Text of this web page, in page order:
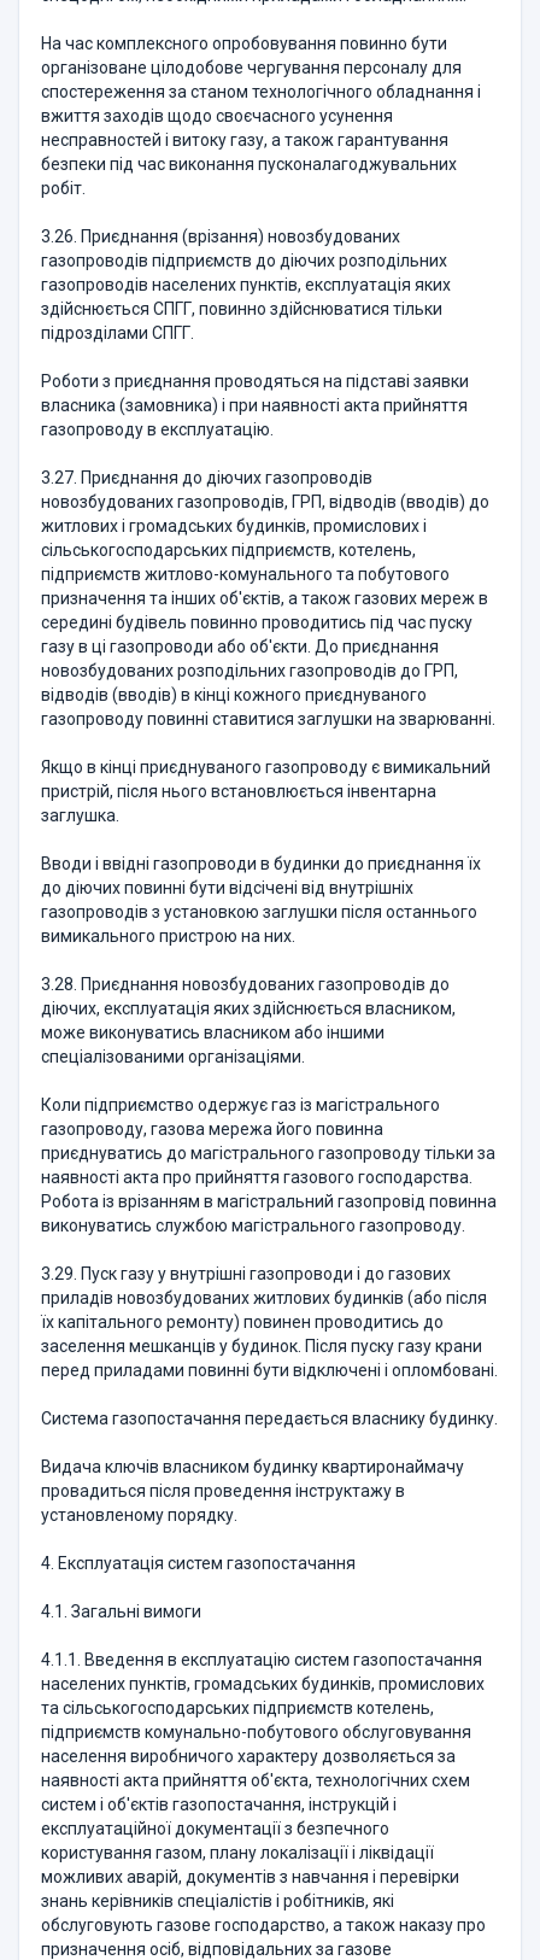
На час комплексного опробовування повинно бути
організоване цілодобове чергування персоналу для
спостереження за станом технологічного обладнання і
вжиття заходів щодо своєчасного усунення
несправностей і витоку газу, а також гарантування
безпеки під час виконання пусконалагоджувальних
робіт.
3.26. Приєднання (врізання) новозбудованих
газопроводів підприємств до діючих розподільних
газопроводів населених пунктів, експлуатація яких
здійснюється СПГГ, повинно здійснюватися тільки
підрозділами СПГГ.
Роботи з приєднання проводяться на підставі заявки
власника (замовника) і при наявності акта прийняття
газопроводу в експлуатацію.
3.27. Приєднання до діючих газопроводів
новозбудованих газопроводів, ГРП, відводів (вводів) до
житлових і громадських будинків, промислових і
сільськогосподарських підприємств, котелень,
підприємств житлово-комунального та побутового
призначення та інших об'єктів, а також газових мереж в
середині будівель повинно проводитись під час пуску
газу в ці газопроводи або об'єкти. До приєднання
новозбудованих розподільних газопроводів до ГРП,
відводів (вводів) в кінці кожного приєднуваного
газопроводу повинні ставитися заглушки на зварюванні.
Якщо в кінці приєднуваного газопроводу є вимикальний
пристрій, після нього встановлюється інвентарна
заглушка.
Вводи і ввідні газопроводи в будинки до приєднання їх
до діючих повинні бути відсічені від внутрішніх
газопроводів з установкою заглушки після останнього
вимикального пристрою на них.
3.28. Приєднання новозбудованих газопроводів до
діючих, експлуатація яких здійснюється власником,
може виконуватись власником або іншими
спеціалізованими організаціями.
Коли підприємство одержує газ із магістрального
газопроводу, газова мережа його повинна
приєднуватись до магістрального газопроводу тільки за
наявності акта про прийняття газового господарства.
Робота із врізанням в магістральний газопровід повинна
виконуватись службою магістрального газопроводу.
3.29. Пуск газу у внутрішні газопроводи і до газових
приладів новозбудованих житлових будинків (або після
їх капітального ремонту) повинен проводитись до
заселення мешканців у будинок. Після пуску газу крани
перед приладами повинні бути відключені і опломбовані.
Система газопостачання передається власнику будинку.
Видача ключів власником будинку квартиронаймачу
провадиться після проведення інструктажу в
установленому порядку.
4. Експлуатація систем газопостачання
4.1. Загальні вимоги
4.1.1. Введення в експлуатацію систем газопостачання
населених пунктів, громадських будинків, промислових
та сільськогосподарських підприємств котелень,
підприємств комунально-побутового обслуговування
населення виробничого характеру дозволяється за
наявності акта прийняття об'єкта, технологічних схем
систем і об'єктів газопостачання, інструкцій і
експлуатаційної документації з безпечного
користування газом, плану локалізації і ліквідації
можливих аварій, документів з навчання і перевірки
знань керівників спеціалістів і робітників, які
обслуговують газове господарство, а також наказу про
призначення осіб, відповідальних за газове